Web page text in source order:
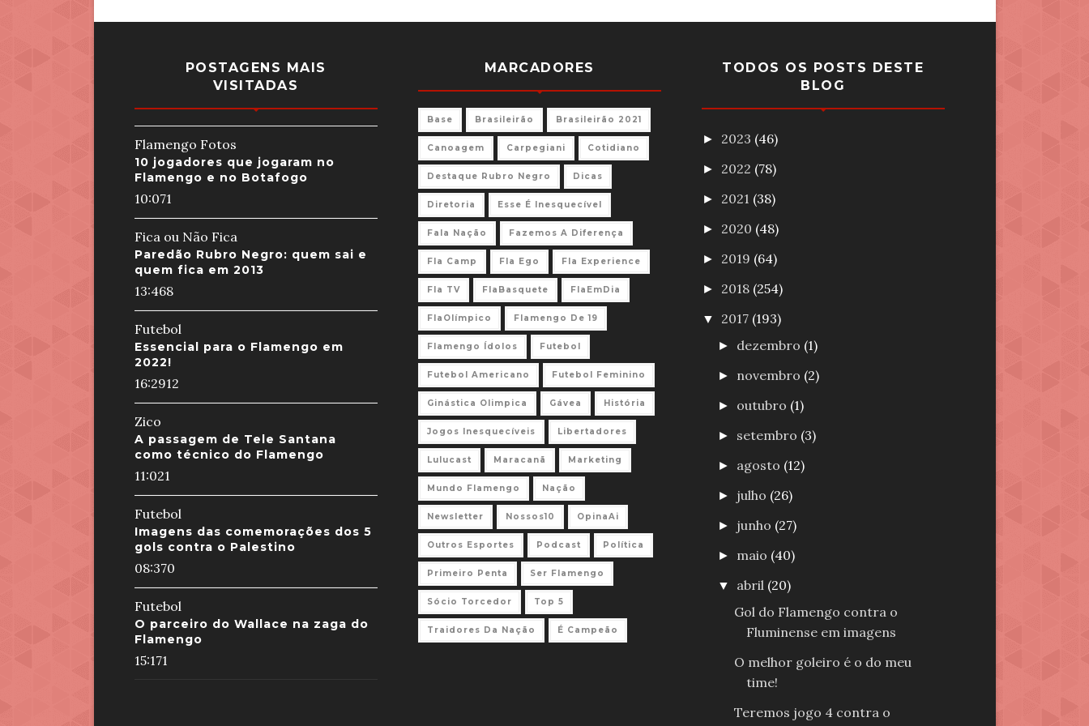
POSTAGENS MAIS
VISITADAS
Flamengo Fotos
10 jogadores que jogaram no
Flamengo e no Botafogo
10:071
Fica ou Não Fica
Paredão Rubro Negro: quem sai e
quem fica em 2013
13:468
Futebol
Essencial para o Flamengo em
2022!
16:2912
Zico
A passagem de Tele Santana
como técnico do Flamengo
11:021
Futebol
Imagens das comemorações dos 5
gols contra o Palestino
08:370
Futebol
O parceiro do Wallace na zaga do
Flamengo
15:171
MARCADORES
Base Brasileirão Brasileirão 2021
Canoagem Carpegiani Cotidiano
Destaque Rubro Negro Dicas
Diretoria Esse É Inesquecível
Fala Nação Fazemos A Diferença
Fla Camp Fla Ego Fla Experience
Fla TV FlaBasquete FlaEmDia
FlaOlímpico Flamengo De 19
Flamengo Ídolos Futebol
Futebol Americano Futebol Feminino
Ginástica Olimpica Gávea História
Jogos Inesquecíveis Libertadores
Lulucast Maracanã Marketing
Mundo Flamengo Nação
Newsletter Nossos10 OpinaAi
Outros Esportes Podcast Política
Primeiro Penta Ser Flamengo
Sócio Torcedor Top 5
Traidores Da Nação É Campeão
TODOS OS POSTS DESTE
BLOG
► 2023 (46)
► 2022 (78)
► 2021 (38)
► 2020 (48)
► 2019 (64)
► 2018 (254)
▼ 2017 (193)
► dezembro (1)
► novembro (2)
► outubro (1)
► setembro (3)
► agosto (12)
► julho (26)
► junho (27)
► maio (40)
▼ abril (20)
Gol do Flamengo contra o
Fluminense em imagens
O melhor goleiro é o do meu
time!
Teremos jogo 4 contra o